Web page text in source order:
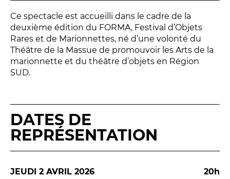
LES FRANCISCAINS LA CUISINE
BILLETTERIE
Ce spectacle est accueilli dans le cadre de la
deuxième édition du FORMA, Festival d’Objets
Rares et de Marionnettes, né d’une volonté du
Théâtre de la Massue de promouvoir les Arts de la
marionnette et du théâtre d’objets en Région
SUD.
DATES DE
REPRÉSENTATION
JEUDI 2 AVRIL 2026 20h